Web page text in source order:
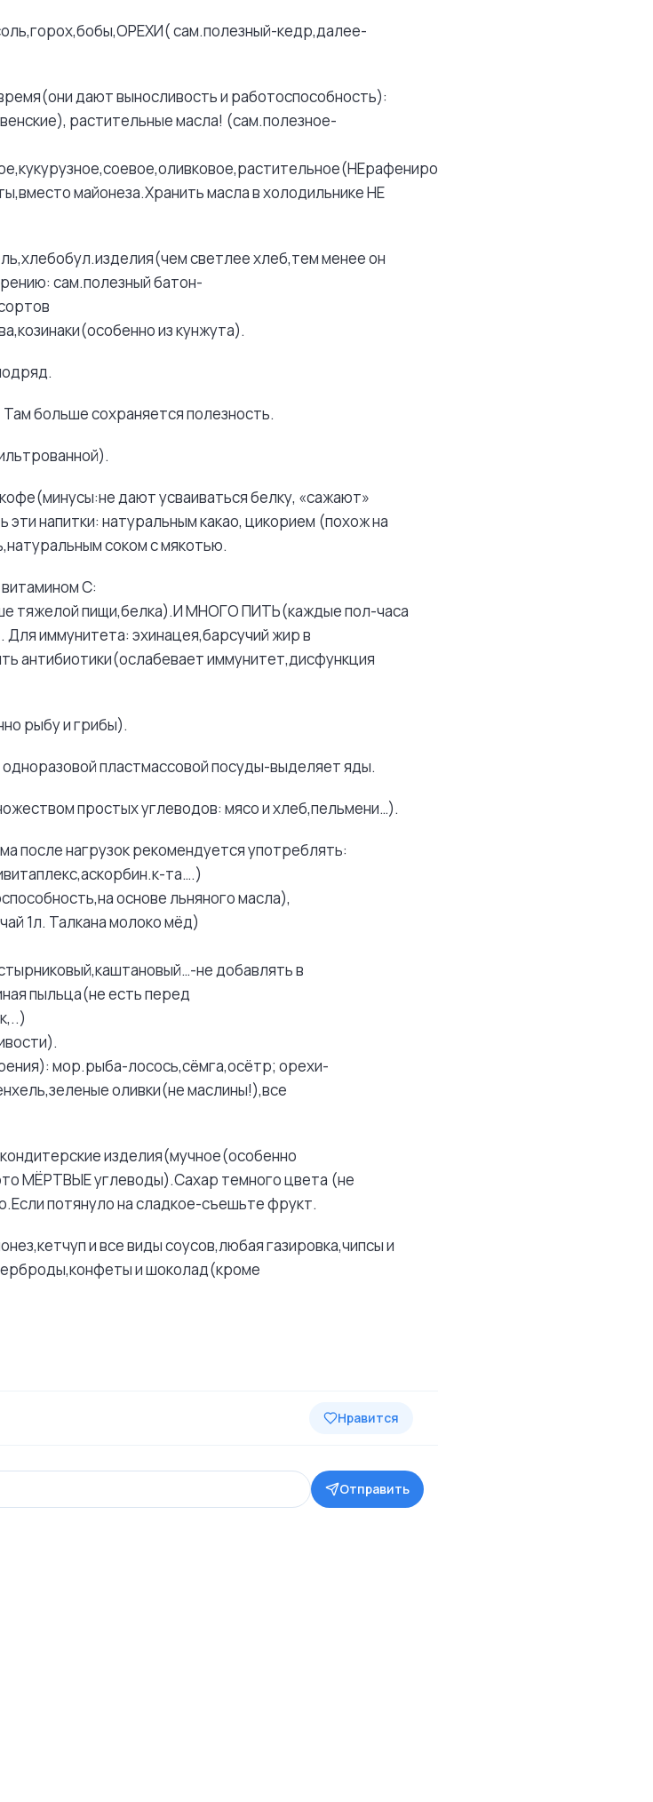
сам.полезный-кедр,далее-
дают выносливость и работоспособность):
растительные масла! (сам.полезное-
майонеза.Хранить масла в холодильнике НЕ
светлее хлеб,тем менее он
сам.полезный батон-
из кунжута).
больше сохраняется полезность.
дают усваиваться белку, «сажают»
напитки: натуральным какао, цикорием (похож на
соком с мякотью.
С:
тяжелой пищи,белка).И МНОГО ПИТЬ(каждые пол-часа
иммунитета: эхинацея,барсучий жир в
антибиотики(ослабевает иммунитет,дисфункция
рыбу и грибы).
пластмассовой посуды-выделяет яды.
простых углеводов: мясо и хлеб,пельмени…).
после нагрузок рекомендуется употреблять:
та….)
основе льняного масла),
1л. Талкана молоко мёд)
не добавлять в
пыльца(не есть перед
мор.рыба-лосось,сёмга,осётр; орехи-
оливки(не маслины!),все
изделия(мучное(особенно
МЁРТВЫЕ углеводы).Сахар темного цвета (не
потянуло на сладкое-съешьте фрукт.
и все виды соусов,любая газировка,чипсы и
и шоколад(кроме
Нравится
Отправить